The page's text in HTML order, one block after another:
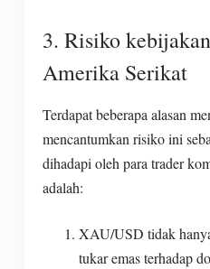
3. Risiko
Amerika Serikat
Terdapat beberapa alasan
mencantumkan risiko ini
dihadapi oleh para trader
adalah:
XAU/USD tidak
tukar emas terhadap